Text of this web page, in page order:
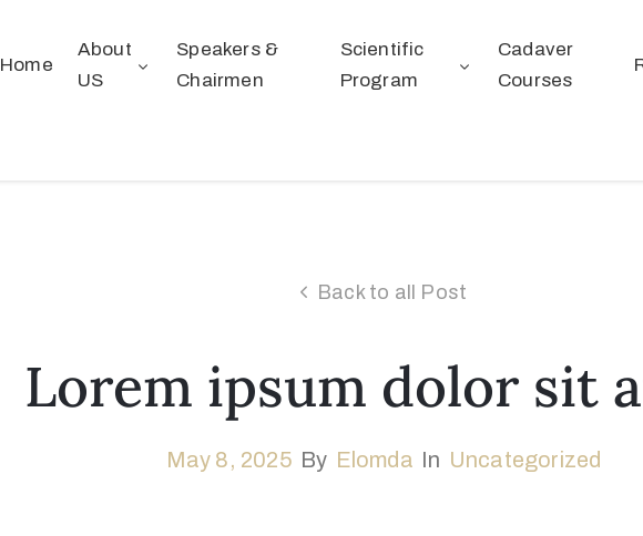
Home
About
US
Speakers &
Chairmen
Scientific
Program
Cadaver
Courses
Back to all Post
Lorem ipsum dolor sit
May 8, 2025 By Elomda In Uncategorized